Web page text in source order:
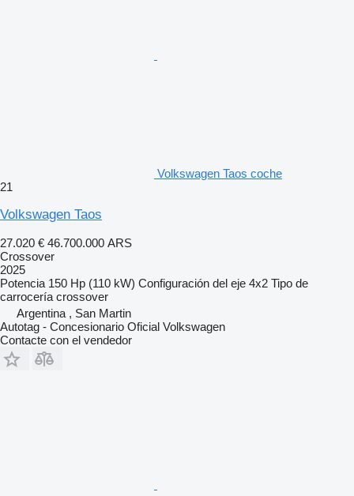
Volkswagen Taos coche
21
Volkswagen Taos
27.020 € 46.700.000 ARS
Crossover
2025
Potencia 150 Hp (110 kW) Configuración del eje 4x2 Tipo de
carrocería crossover
Argentina , San Martin
Autotag - Concesionario Oficial Volkswagen
Contacte con el vendedor